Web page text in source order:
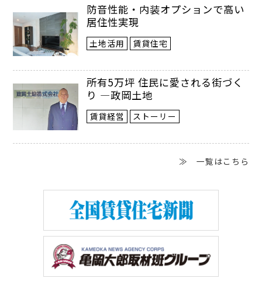
防音性能・内装オプションで高い
居住性実現
土地活用 賃貸住宅
所有5万坪 住民に愛される街づく
り ―政岡土地
賃貸経営 ストーリー
≫ 一覧はこちら